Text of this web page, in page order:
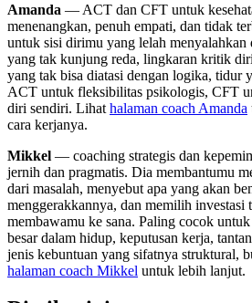
Amanda — ACT dan CFT untuk
menenangkan, penuh empati, dan tidak
untuk sisi dirimu yang lelah
yang tak kunjung reda, lingkaran kritik
yang tak bisa diatasi dengan logika, tidur
ACT untuk fleksibilitas psikologis, CFT
diri sendiri. Lihat halaman coach Amanda
cara kerjanya.
Mikkel — coaching strategis dan
jernih dan pragmatis. Dia membantumu
dari masalah, menyebut apa yang akan
menggerakkannya, dan memilih investasi
membawamu ke sana. Paling cocok
besar dalam hidup, keputusan kerja,
jenis kebuntuan yang sifatnya struktural,
halaman coach Mikkel untuk lebih lanjut.